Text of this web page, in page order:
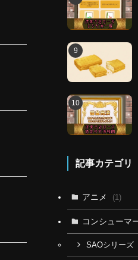
記事カテゴリ
アニメ (1)
コンシューマ
SAOシリーズ